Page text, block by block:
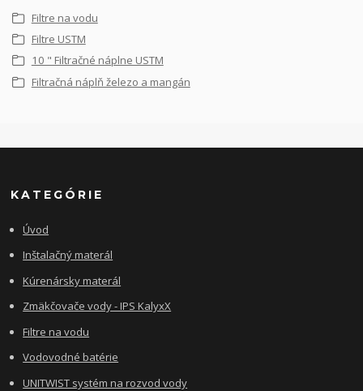
Filtre na vodu
Filtre USTM
10 " Filtračné náplne USTM
Filtračná náplň železo a mangán
KATEGÓRIE
Úvod
Inštalačný materál
Kúrenársky materál
Zmäkčovače vody - IPS KalyxX
Filtre na vodu
Vodovodné batérie
UNITWIST systém na rozvod vody